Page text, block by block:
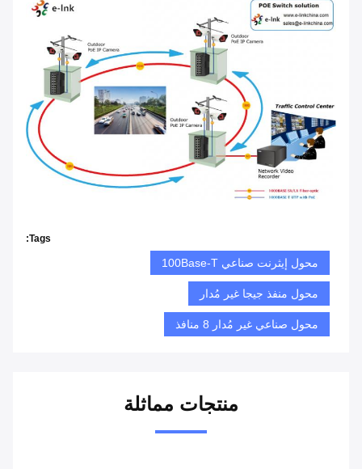
Tags:
محول إيثرنت صناعي 100Base-T
محول منفذ جيجا غير مُدار
محول صناعي غير مُدار 8 منافذ
منتجات مماثلة